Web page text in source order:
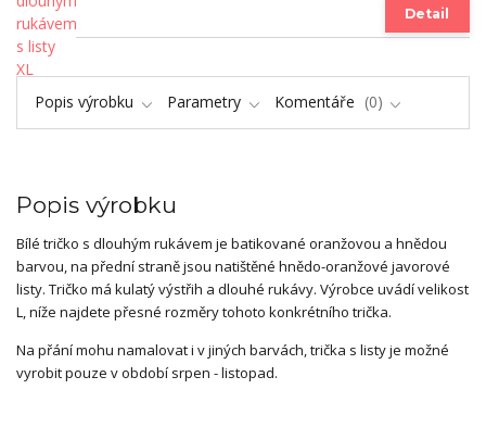
Detail
Popis výrobku Parametry Komentáře 0
Popis výrobku
Bílé tričko s dlouhým rukávem je batikované oranžovou a hnědou
barvou, na přední straně jsou natištěné hnědo-oranžové javorové
listy. Tričko má kulatý výstřih a dlouhé rukávy. Výrobce uvádí velikost
L, níže najdete přesné rozměry tohoto konkrétního trička.
Na přání mohu namalovat i v jiných barvách, trička s listy je možné
vyrobit pouze v období srpen - listopad.